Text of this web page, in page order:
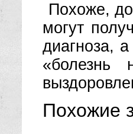
Похоже,
могут
диагноза,
Похожие